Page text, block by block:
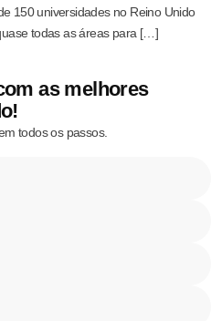
150 universidades no Reino Unido
todas as áreas para […]
as melhores
todos os passos.